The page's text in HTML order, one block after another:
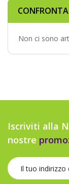
Non ci sono
Iscriviti alla
nostre